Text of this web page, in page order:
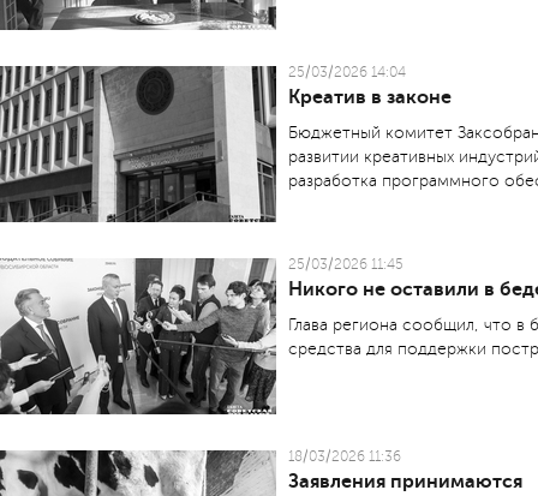
25/03/2026 14:04
Креатив в законе
Бюджетный комитет
развитии креативных
разработка программного
25/03/2026 11:45
Никого не оставили в
Глава региона сообщил, что
средства для поддержки
18/03/2026 11:36
Заявления принимаются